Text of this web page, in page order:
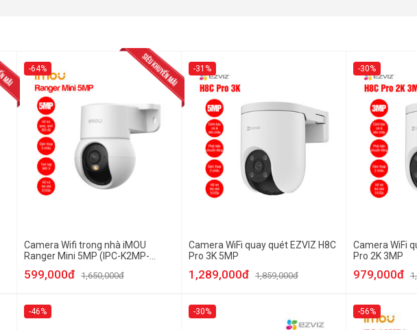
-64%
Camera Wifi trong nhà iMOU
Ranger Mini 5MP (IPC-K2MP-
599,000đ 1,650,000đ
-31%
Camera WiFi quay quét EZVIZ H8C
Pro 3K 5MP
1,289,000đ 1,859,000đ
-30%
Camera WiFi
Pro 2K 3MP
979,000đ
-46% -30% -56%